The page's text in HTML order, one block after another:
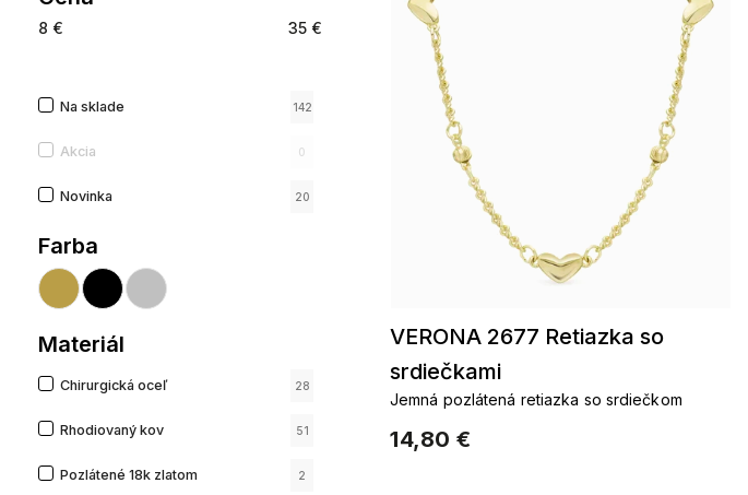
8 € 35 €
Na sklade 142
Akcia 0
Novinka 20
Farba
Materiál
Chirurgická oceľ 28
Rhodiovaný kov 51
Pozlátené 18k zlatom 2
VERONA 2677 Retiazka so
srdiečkami
14,80 €
Jemná pozlátená retiazka so srdiečkom